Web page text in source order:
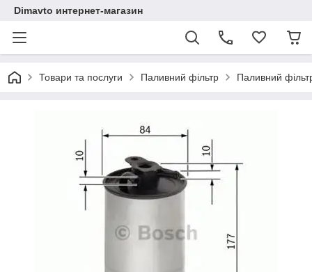
Dimavto интернет-магазин
Товари та послуги Паливний фільтр Паливний